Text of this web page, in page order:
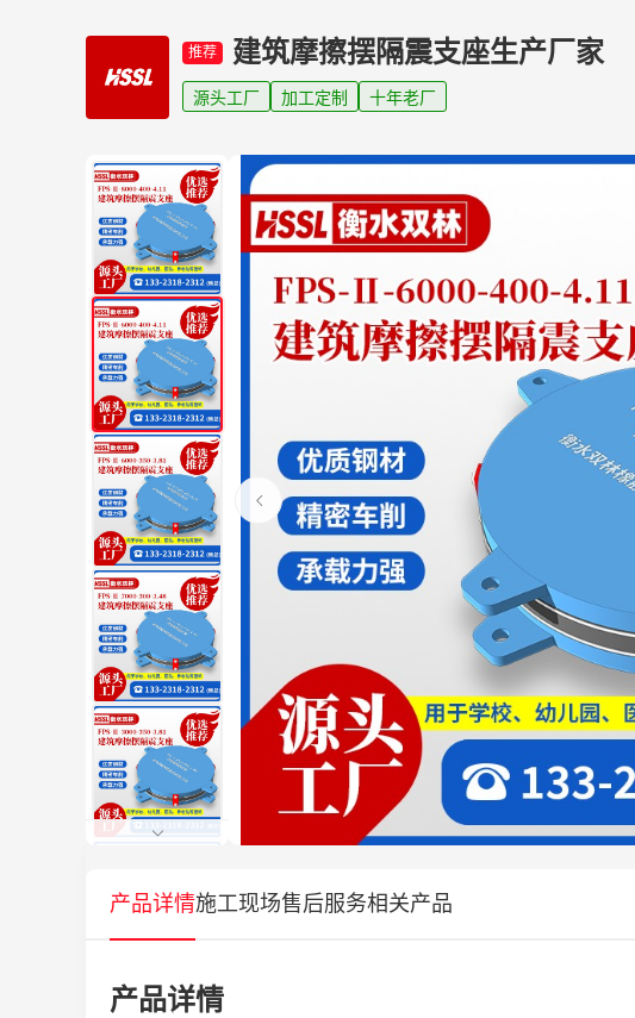
推荐 建筑摩擦摆隔震支座生产厂家
源头工厂 加工定制 十年老厂
产品详情施工现场售后服务相关产品
产品详情